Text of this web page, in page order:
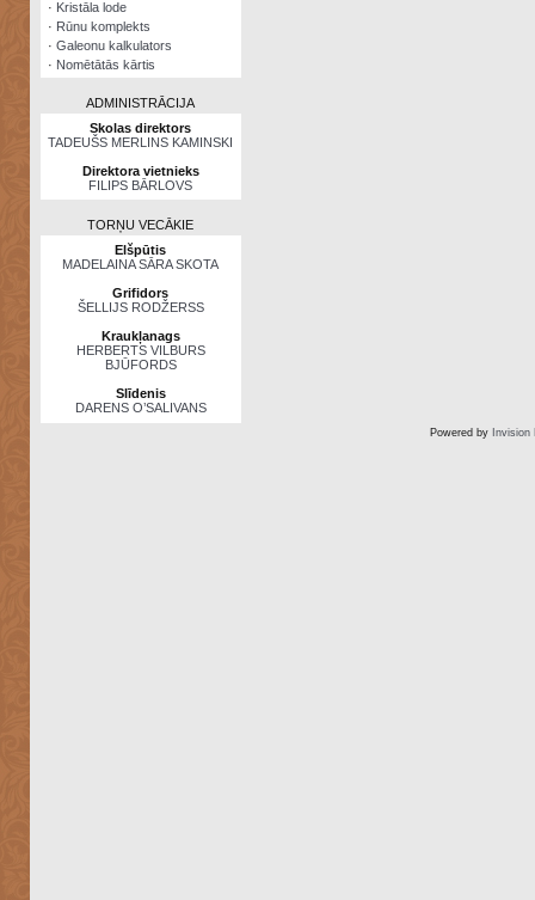
· Kristāla lode
· Rūnu komplekts
· Galeonu kalkulators
· Nomētātās kārtis
ADMINISTRĀCIJA
Skolas direktors
TADEUŠS MERLINS KAMINSKI
Direktora vietnieks
FILIPS BĀRLOVS
TORŅU VECĀKIE
Elšpūtis
MADELAINA SĀRA SKOTA
Grifidors
ŠELLIJS RODŽERSS
Kraukļanags
HERBERTS VILBURS
BJŪFORDS
Slīdenis
DARENS O’SALIVANS
Powered by Invision